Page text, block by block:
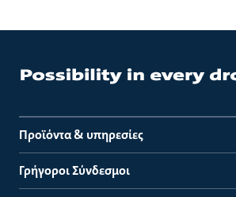
Προϊόντα & υπηρεσίες
Γρήγοροι Σύνδεσμοι